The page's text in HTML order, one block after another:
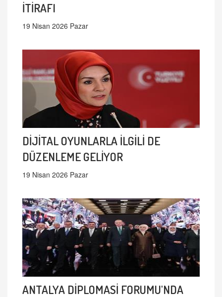
İTİRAFI
19 Nisan 2026 Pazar
DİJİTAL OYUNLARLA İLGİLİ DE
DÜZENLEME GELİYOR
19 Nisan 2026 Pazar
ANTALYA DİPLOMASİ FORUMU'NDA